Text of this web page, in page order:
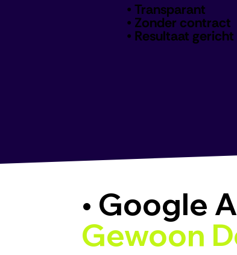
• Google
Gewoon
• Transparant
• Zonder contract
• Resultaat gericht